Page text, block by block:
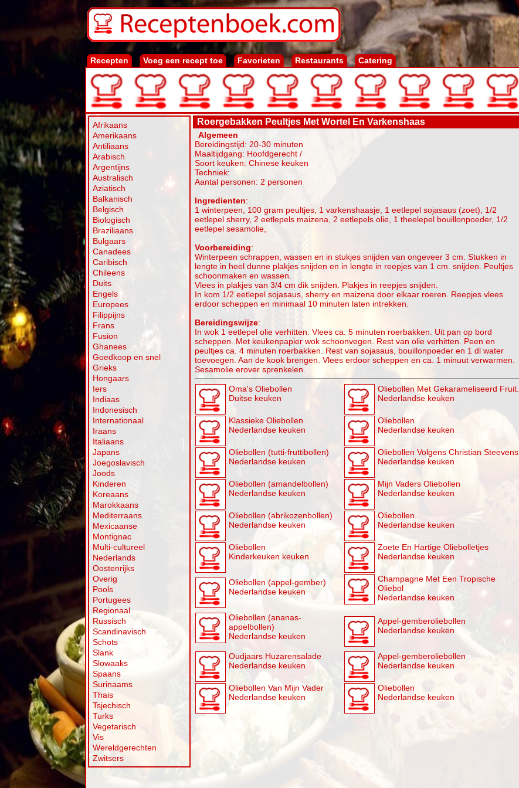
Recepten Voeg een recept toe Favorieten Restaurants Catering
Afrikaans
Amerikaans
Antiliaans
Arabisch
Argentijns
Australisch
Aziatisch
Balkanisch
Belgisch
Biologisch
Braziliaans
Bulgaars
Canadees
Caribisch
Chileens
Duits
Engels
Europees
Filippijns
Frans
Fusion
Ghanees
Goedkoop en snel
Grieks
Hongaars
Iers
Indiaas
Indonesisch
Internationaal
Iraans
Italiaans
Japans
Joegoslavisch
Joods
Kinderen
Koreaans
Marokkaans
Mediterraans
Mexicaanse
Montignac
Multi-cultureel
Nederlands
Oostenrijks
Overig
Pools
Portugees
Regionaal
Russisch
Scandinavisch
Schots
Slank
Slowaaks
Spaans
Surinaams
Thais
Tsjechisch
Turks
Vegetarisch
Vis
Wereldgerechten
Zwitsers
Roergebakken Peultjes Met Wortel En Varkenshaas
Algemeen
Bereidingstijd: 20-30 minuten
Maaltijdgang: Hoofdgerecht /
Soort keuken: Chinese keuken
Techniek:
Aantal personen: 2 personen
Ingredienten:
1 winterpeen, 100 gram peultjes, 1 varkenshaasje, 1 eetlepel sojasaus (zoet), 1/2
eetlepel sherry, 2 eetlepels maizena, 2 eetlepels olie, 1 theelepel bouillonpoeder, 1/2
eetlepel sesamolie,
Voorbereiding:
Winterpeen schrappen, wassen en in stukjes snijden van ongeveer 3 cm. Stukken in
lengte in heel dunne plakjes snijden en in lengte in reepjes van 1 cm. snijden. Peultjes
schoonmaken en wassen.
Vlees in plakjes van 3/4 cm dik snijden. Plakjes in reepjes snijden.
In kom 1/2 eetlepel sojasaus, sherry en maizena door elkaar roeren. Reepjes vlees
erdoor scheppen en minimaal 10 minuten laten intrekken.
Bereidingswijze:
In wok 1 eetlepel olie verhitten. Vlees ca. 5 minuten roerbakken. Uit pan op bord
scheppen. Met keukenpapier wok schoonvegen. Rest van olie verhitten. Peen en
peultjes ca. 4 minuten roerbakken. Rest van sojasaus, bouillonpoeder en 1 dl water
toevoegen. Aan de kook brengen. Vlees erdoor scheppen en ca. 1 minuut verwarmen.
Sesamolie erover sprenkelen.
Oma's Oliebollen
Duitse keuken
Oliebollen Met Gekarameliseerd Fruit.
Nederlandse keuken
Klassieke Oliebollen
Nederlandse keuken
Oliebollen
Nederlandse keuken
Oliebollen (tutti-fruttibollen)
Nederlandse keuken
Oliebollen Volgens Christian Steevens
Nederlandse keuken
Oliebollen (amandelbollen)
Nederlandse keuken
Mijn Vaders Oliebollen
Nederlandse keuken
Oliebollen (abrikozenbollen)
Nederlandse keuken
Oliebollen.
Nederlandse keuken
Oliebollen
Kinderkeuken keuken
Zoete En Hartige Oliebolletjes
Nederlandse keuken
Oliebollen (appel-gember)
Nederlandse keuken
Champagne Met Een Tropische
Oliebol
Nederlandse keuken
Oliebollen (ananas-
appelbollen)
Nederlandse keuken
Appel-gemberoliebollen
Nederlandse keuken
Oudjaars Huzarensalade
Nederlandse keuken
Appel-gemberoliebollen
Nederlandse keuken
Oliebollen Van Mijn Vader
Nederlandse keuken
Oliebollen
Nederlandse keuken